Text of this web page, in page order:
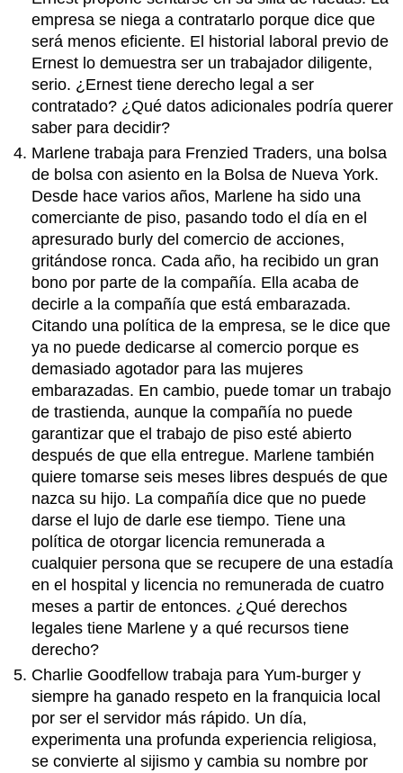
empresa se niega a contratarlo porque dice que
será menos eficiente. El historial laboral previo de
Ernest lo demuestra ser un trabajador diligente,
serio. ¿Ernest tiene derecho legal a ser
contratado? ¿Qué datos adicionales podría querer
saber para decidir?
Marlene trabaja para Frenzied Traders, una bolsa
de bolsa con asiento en la Bolsa de Nueva York.
Desde hace varios años, Marlene ha sido una
comerciante de piso, pasando todo el día en el
apresurado burly del comercio de acciones,
gritándose ronca. Cada año, ha recibido un gran
bono por parte de la compañía. Ella acaba de
decirle a la compañía que está embarazada.
Citando una política de la empresa, se le dice que
ya no puede dedicarse al comercio porque es
demasiado agotador para las mujeres
embarazadas. En cambio, puede tomar un trabajo
de trastienda, aunque la compañía no puede
garantizar que el trabajo de piso esté abierto
después de que ella entregue. Marlene también
quiere tomarse seis meses libres después de que
nazca su hijo. La compañía dice que no puede
darse el lujo de darle ese tiempo. Tiene una
política de otorgar licencia remunerada a
cualquier persona que se recupere de una estadía
en el hospital y licencia no remunerada de cuatro
meses a partir de entonces. ¿Qué derechos
legales tiene Marlene y a qué recursos tiene
derecho?
Charlie Goodfellow trabaja para Yum-burger y
siempre ha ganado respeto en la franquicia local
por ser el servidor más rápido. Un día,
experimenta una profunda experiencia religiosa,
se convierte al sijismo y cambia su nombre por